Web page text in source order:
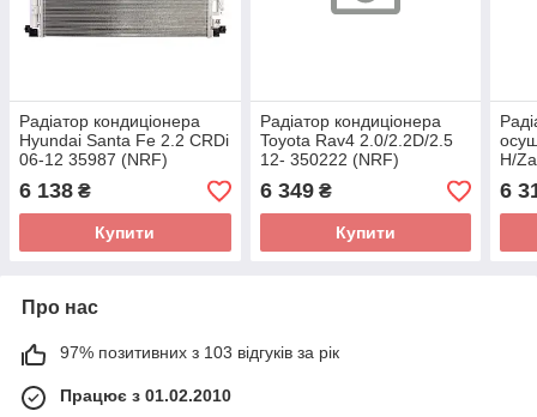
Радіатор кондиціонера
Hyundai Santa Fe 2.2 CRDi
06-12 35987 (NRF)
6 138 ₴
Купити
Радіатор кондиціонера
Toyota Rav4 2.0/2.2D/2.5
12- 350222 (NRF)
6 349₴
Купити
H/
04-
6
Про нас
97% позитивних з 103 відгуків за рік
Працює з 01.02.2010